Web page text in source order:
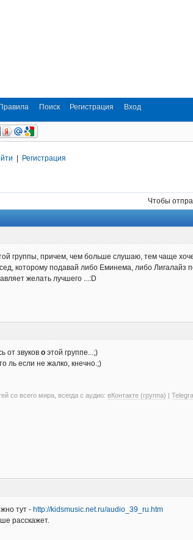
Правила Поиск Регистрация Вход
| Регистрация
Чтобы
группы, причем, чем больше слушаю, тем чаще
которому подавай либо Еминема, либо Лигалайз
желать лучшего ...:D
от звуков о этой группе...;)
ль если не жалко, кнечно.;)
со всего мира, всегда с аудио: вКонтакте (группа) |
тут - http://kidsmusic.net.ru/audio_39_ru.htm
расскажет.